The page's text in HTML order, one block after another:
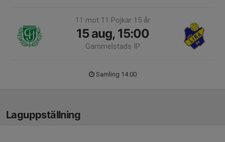
11 mot 11 Pojkar 15 år
15 aug, 15:00
Gammelstads IP
Samling 14:00
Laguppställning